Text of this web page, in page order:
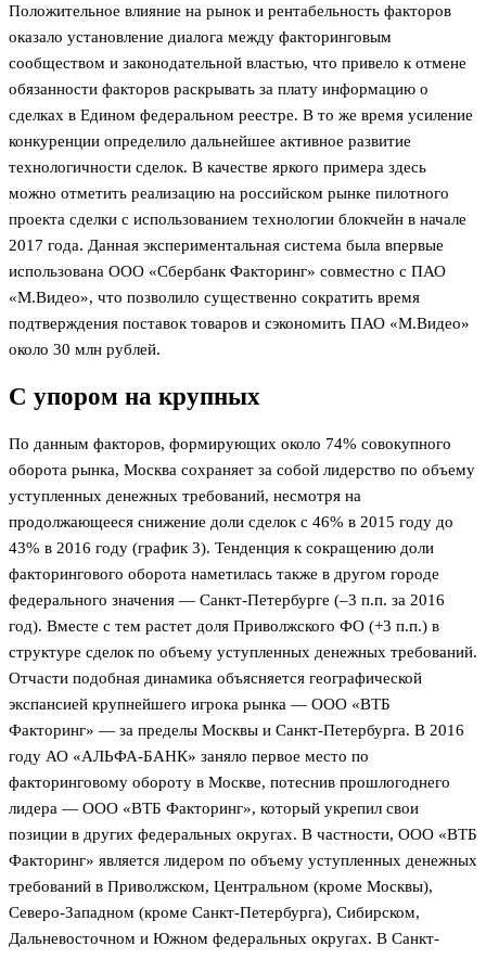
Положительное влияние на рынок и рентабельность факторов
оказало установление диалога между факторинговым
сообществом и законодательной властью, что привело к отмене
обязанности факторов раскрывать за плату информацию о
сделках в Едином федеральном реестре. В то же время усиление
конкуренции определило дальнейшее активное развитие
технологичности сделок. В качестве яркого примера здесь
можно отметить реализацию на российском рынке пилотного
проекта сделки с использованием технологии блокчейн в начале
2017 года. Данная экспериментальная система была впервые
использована ООО «Сбербанк Факторинг» совместно с ПАО
«М.Видео», что позволило существенно сократить время
подтверждения поставок товаров и сэкономить ПАО «М.Видео»
около 30 млн рублей.
С упором на крупных
По данным факторов, формирующих около 74% совокупного
оборота рынка, Москва сохраняет за собой лидерство по объему
уступленных денежных требований, несмотря на
продолжающееся снижение доли сделок с 46% в 2015 году до
43% в 2016 году (график 3). Тенденция к сокращению доли
факторингового оборота наметилась также в другом городе
федерального значения — Санкт-Петербурге (–3 п.п. за 2016
год). Вместе с тем растет доля Приволжского ФО (+3 п.п.) в
структуре сделок по объему уступленных денежных требований.
Отчасти подобная динамика объясняется географической
экспансией крупнейшего игрока рынка — ООО «ВТБ
Факторинг» — за пределы Москвы и Санкт-Петербурга. В 2016
году АО «АЛЬФА-БАНК» заняло первое место по
факторинговому обороту в Москве, потеснив прошлогоднего
лидера — ООО «ВТБ Факторинг», который укрепил свои
позиции в других федеральных округах. В частности, ООО «ВТБ
Факторинг» является лидером по объему уступленных денежных
требований в Приволжском, Центральном (кроме Москвы),
Северо-Западном (кроме Санкт-Петербурга), Сибирском,
Дальневосточном и Южном федеральных округах. В Санкт-